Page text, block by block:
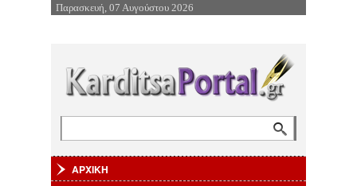
Επιστροφή στην Πλοήγηση
Παρασκευή, 07 Αυγούστου 2026
ΑΡΧΙΚΗ